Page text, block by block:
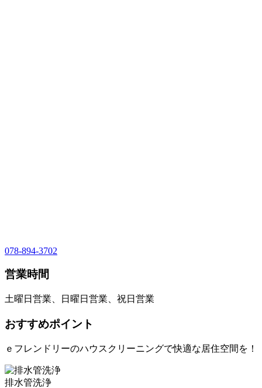
078-894-3702
営業時間
土曜日営業、日曜日営業、祝日営業
おすすめポイント
ｅフレンドリーのハウスクリーニングで快適な居住空間を！
排水管洗浄